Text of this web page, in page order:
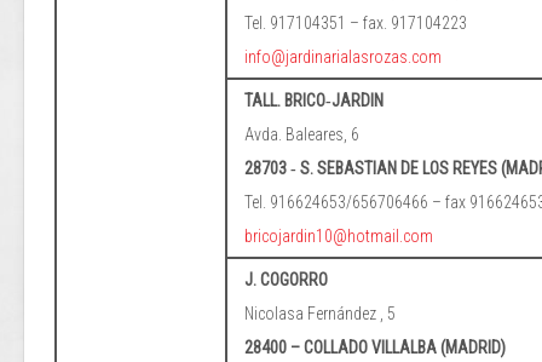
Tel. 917104351 – fax. 917104223
info@jardinarialasrozas.com
TALL. BRICO‐JARDIN
Avda. Baleares, 6
28703 ‐ S. SEBASTIAN DE LOS REYES
Tel. 916624653/656706466 – fax
bricojardin10@hotmail.com
J. COGORRO
Nicolasa Fernández , 5
28400 – COLLADO VILLALBA (MADRID)